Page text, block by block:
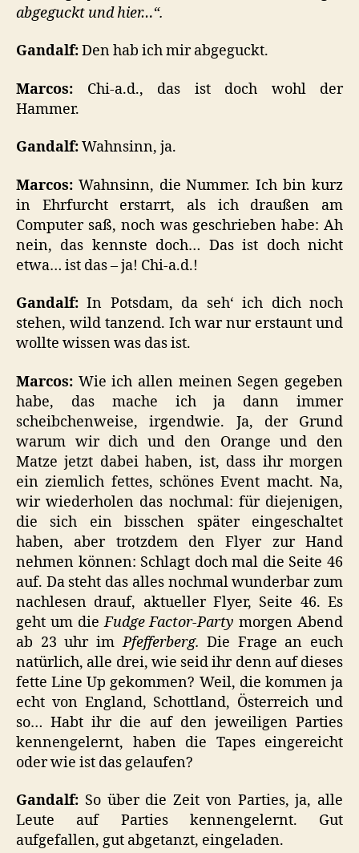
abgeguckt und hier…“.
Gandalf:Den hab ich mir abgeguckt.
Marcos: Chi-a.d., das ist doch wohl der
Hammer.
Gandalf:Wahnsinn, ja.
Marcos: Wahnsinn, die Nummer. Ich bin kurz
in Ehrfurcht erstarrt, als ich draußen am
Computer saß, noch was geschrieben habe: Ah
nein, das kennste doch… Das ist doch nicht
etwa… ist das – ja! Chi-a.d.!
Gandalf:In Potsdam, da seh‘ ich dich noch
stehen, wild tanzend. Ich war nur erstaunt und
wollte wissen was das ist.
Marcos: Wie ich allen meinen Segen gegeben
habe, das mache ich ja dann immer
scheibchenweise, irgendwie. Ja, der Grund
warum wir dich und den Orange und den
Matze jetzt dabei haben, ist, dass ihr morgen
ein ziemlich fettes, schönes Event macht. Na,
wir wiederholen das nochmal: für diejenigen,
die sich ein bisschen später eingeschaltet
haben, aber trotzdem den Flyer zur Hand
nehmen können: Schlagt doch mal die Seite 46
auf. Da steht das alles nochmal wunderbar zum
nachlesen drauf, aktueller Flyer, Seite 46. Es
geht um dieFudge Factor-Party morgen Abend
ab 23 uhr imPfefferberg. Die Frage an euch
natürlich, alle drei, wie seid ihr denn auf dieses
fette Line Up gekommen? Weil, die kommen ja
echt von England, Schottland, Österreich und
so… Habt ihr die auf den jeweiligen Parties
kennengelernt, haben die Tapes eingereicht
oder wie ist das gelaufen?
Gandalf: So über die Zeit von Parties, ja, alle
Leute auf Parties kennengelernt. Gut
aufgefallen, gut abgetanzt, eingeladen.